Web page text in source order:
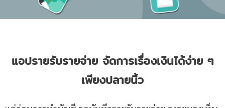
แอปรายรับรายจ่าย จัดการเรื่องเงินได้ง่าย ๆ
เพียงปลายนิ้ว